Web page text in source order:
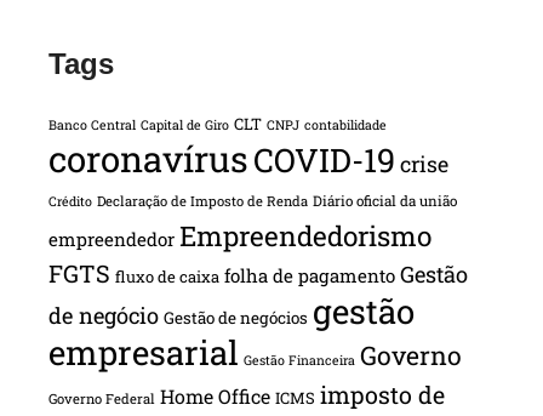
Tags
Banco Central Capital de Giro CLT CNPJ contabilidade
coronavírusCOVID-19 crise
Crédito Declaração de Imposto de Renda Diário oficial da união
empreendedor Empreendedorismo
FGTS fluxo de caixa folha de pagamento Gestão
de negócio Gestão de negócios gestão
empresarial Gestão Financeira Governo
Governo Federal Home Office ICMS imposto de